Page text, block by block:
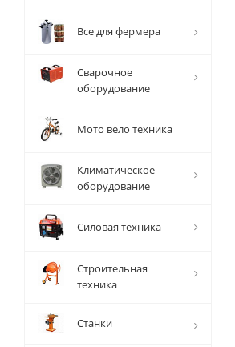
Все для фермера
Сварочное
оборудование
Мото вело техника
Климатическое
оборудование
Силовая техника
Строительная
техника
Станки